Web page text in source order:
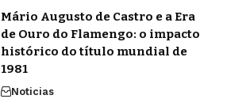
Mário Augusto de Castro e a Era
de Ouro do Flamengo: o impacto
histórico do título mundial de
1981
Noticias